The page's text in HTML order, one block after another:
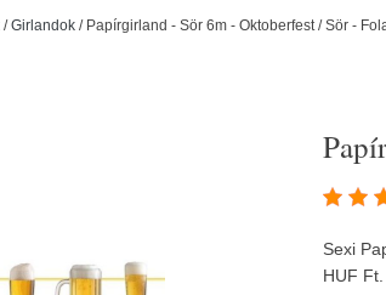
/Girlandok / Papírgirland - Sör 6m - Oktoberfest / Sör -
Sexi
HUF Ft.